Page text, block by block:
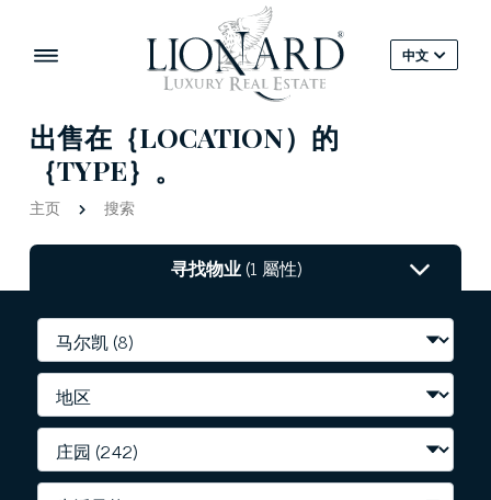
中文
出售在｛LOCATION）的
｛TYPE｝。
主页 搜索
寻找物业(1 屬性)